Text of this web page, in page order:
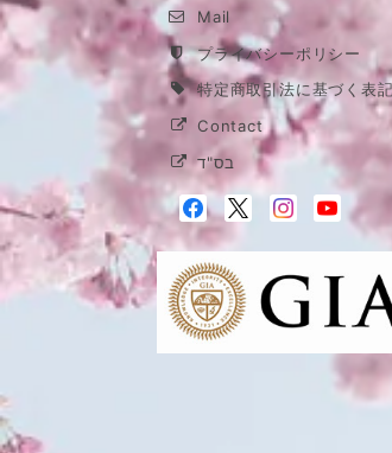
Mail
プライバシーポリシー
特定商取引法に基づく表
Contact
בס"ד